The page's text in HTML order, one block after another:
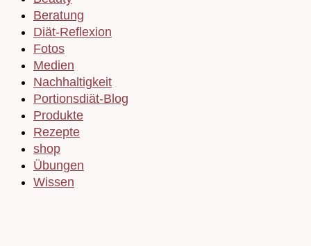
Beratung
Diät-Reflexion
Fotos
Medien
Nachhaltigkeit
Portionsdiät-Blog
Produkte
Rezepte
shop
Übungen
Wissen